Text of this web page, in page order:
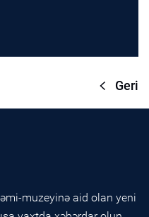
Geri
muzeyinə aid olan yeni